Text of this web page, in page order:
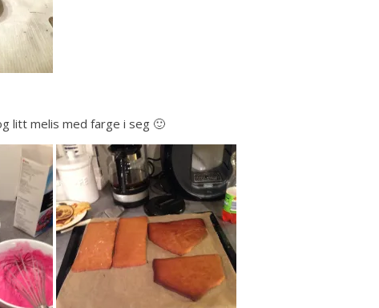
litt melis med farge i seg 🙂